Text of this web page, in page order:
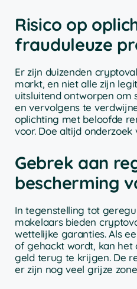
Risico op
frauduleuze
Er zijn duizenden
markt, en niet alle zijn
uitsluitend ontworpen om
en vervolgens te
oplichting met beloofde
voor. Doe altijd
Gebrek aan
bescherming
In tegenstelling tot
makelaars bieden
wettelijke garanties. Als
of gehackt wordt, kan het
geld terug te krijgen. De
er zijn nog veel grijze